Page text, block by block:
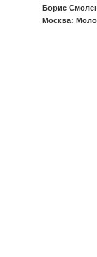
Борис
Москва: